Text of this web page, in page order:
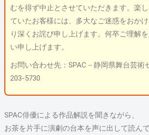
むを得ず中止とさせていただきます。楽
ていたお客様には、多大なご迷惑をおか
り深くお詫び申し上げます。何卒ご理解
い申し上げます。
お問い合わせ先：SPAC－静岡県舞台芸
203-5730
SPAC俳優による作品解説を聞きながら、
お茶を片手に演劇の台本を声に出して読ん